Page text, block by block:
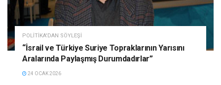
POLITIKA'DAN SÖYLEŞI
“İsrail ve Türkiye Suriye Topraklarının Yarısını
Aralarında Paylaşmış Durumdadırlar”
24 OCAK 2026